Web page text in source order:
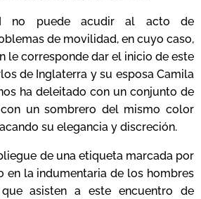
no puede acudir al acto de
de movilidad, en cuyo caso,
le corresponde dar el inicio de este
de Inglaterra y su esposa Camila
ha deleitado con un conjunto de
un sombrero del mismo color
su elegancia y discreción.
de una etiqueta marcada por
la indumentaria de los hombres
asisten a este encuentro de